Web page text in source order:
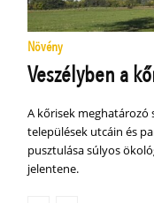
Növény
Veszélyben a
A kőrisek meghatározó
települések utcáin és
pusztulása súlyos
jelentene.